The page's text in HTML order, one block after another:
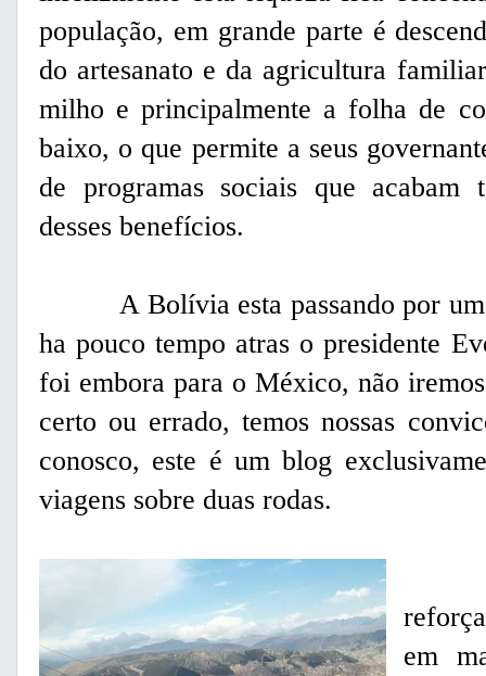
população, em grande parte é
do artesanato e da agricultura
milho e principalmente a folha de
baixo, o que permite a seus
de programas sociais que acabam
desses benefícios.
A Bolívia esta passando por um
ha pouco tempo atras o presidente
foi embora para o México, não
certo ou errado, temos nossas
conosco, este é um blog
viagens sobre duas rodas.
em